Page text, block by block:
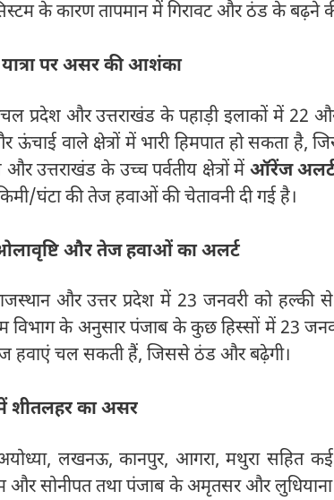
के कारण तापमान में गिरावट और ठंड के बढ़ने
यात्रा पर असर की आशंका
प्रदेश और उत्तराखंड के पहाड़ी इलाकों में 22
ऊंचाई वाले क्षेत्रों में भारी हिमपात हो सकता है,
उत्तराखंड के उच्च पर्वतीय क्षेत्रों मेंऑरेंज
घंटा की तेज हवाओं की चेतावनी दी गई है।
ओलावृष्टि और तेज हवाओं का अलर्ट
राजस्थान और उत्तर प्रदेश में 23 जनवरी को
विभाग के अनुसार पंजाब के कुछ हिस्सों में 23
हवाएं चल सकती हैं, जिससे ठंड और बढ़ेगी।
शीतलहर का असर
अयोध्या, लखनऊ, कानपुर, आगरा, मथुरा
और सोनीपत तथा पंजाब के अमृतसर और